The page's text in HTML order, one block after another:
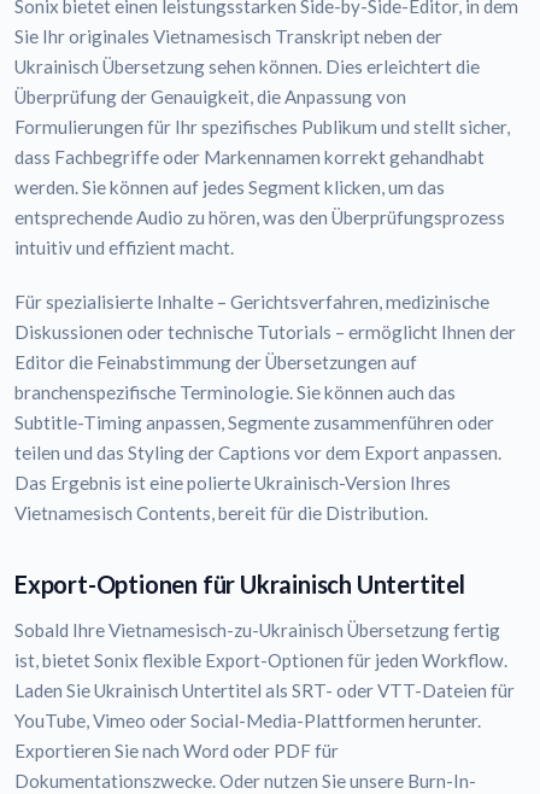
Sonix bietet einen leistungsstarken Side-by-Side-Editor, in dem
Sie Ihr originales Vietnamesisch Transkript neben der
Ukrainisch Übersetzung sehen können. Dies erleichtert die
Überprüfung der Genauigkeit, die Anpassung von
Formulierungen für Ihr spezifisches Publikum und stellt sicher,
dass Fachbegriffe oder Markennamen korrekt gehandhabt
werden. Sie können auf jedes Segment klicken, um das
entsprechende Audio zu hören, was den Überprüfungsprozess
intuitiv und effizient macht.
Für spezialisierte Inhalte – Gerichtsverfahren, medizinische
Diskussionen oder technische Tutorials – ermöglicht Ihnen der
Editor die Feinabstimmung der Übersetzungen auf
branchenspezifische Terminologie. Sie können auch das
Subtitle-Timing anpassen, Segmente zusammenführen oder
teilen und das Styling der Captions vor dem Export anpassen.
Das Ergebnis ist eine polierte Ukrainisch-Version Ihres
Vietnamesisch Contents, bereit für die Distribution.
Export-Optionen für Ukrainisch Untertitel
Sobald Ihre Vietnamesisch-zu-Ukrainisch Übersetzung fertig
ist, bietet Sonix flexible Export-Optionen für jeden Workflow.
Laden Sie Ukrainisch Untertitel als SRT- oder VTT-Dateien für
YouTube, Vimeo oder Social-Media-Plattformen herunter.
Exportieren Sie nach Word oder PDF für
Dokumentationszwecke. Oder nutzen Sie unsere Burn-In-